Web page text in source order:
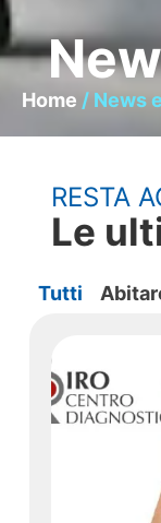
Home / News
RESTA
Le
Tutti